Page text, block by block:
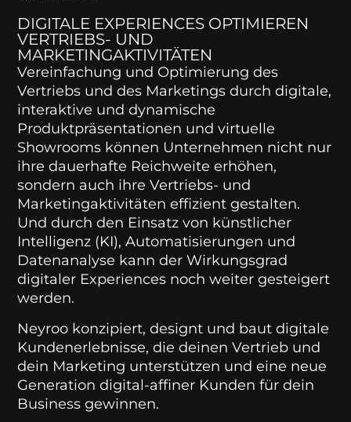
DIGITALE EXPERIENCES OPTIMIEREN
VERTRIEBS- UND
MARKETINGAKTIVITÄTEN
Vereinfachung und Optimierung des
Vertriebs und des Marketings durch digitale,
interaktive und dynamische
Produktpräsentationen und virtuelle
Showrooms können Unternehmen nicht nur
ihre dauerhafte Reichweite erhöhen,
sondern auch ihre Vertriebs- und
Marketingaktivitäten effizient gestalten.
Und durch den Einsatz von künstlicher
Intelligenz (KI), Automatisierungen und
Datenanalyse kann der Wirkungsgrad
digitaler Experiences noch weiter gesteigert
werden.
Neyroo konzipiert, designt und baut digitale
Kundenerlebnisse, die deinen Vertrieb und
dein Marketing unterstützen und eine neue
Generation digital-affiner Kunden für dein
Business gewinnen.